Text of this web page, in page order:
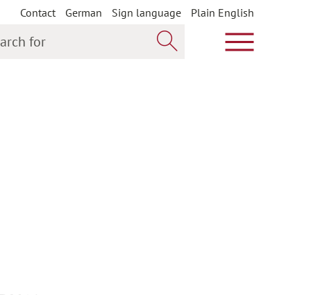
Contact German Sign language
Plain English
Show main